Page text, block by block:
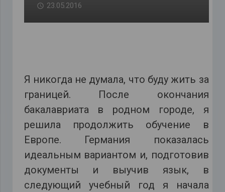
23.05.2016
Я никогда не думала, что буду жить за
границей. После окончания
бакалавриата в родном городе, я
решила продолжить обучение в
Европе. Германия показалась
идеальным вариантом и, подготовив
документы и выучив язык, в
следующий учебный год я начала